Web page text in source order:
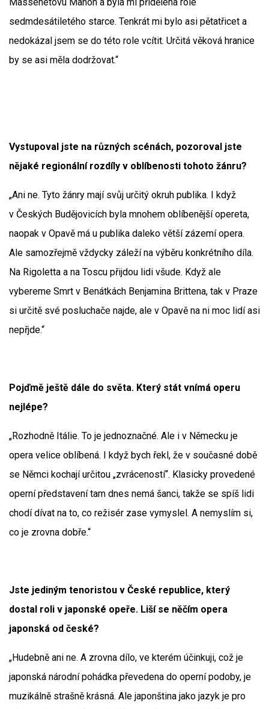
sedmdesátiletého starce. Tenkrát mi bylo asi pětatřicet a
nedokázal jsem se do této role vcítit. Určitá věková hranice
by se asi měla dodržovat.“
Vystupoval jste na různých scénách, pozoroval jste
nějaké regionální rozdíly v oblíbenosti tohoto žánru?
„Ani ne. Tyto žánry mají svůj určitý okruh publika. I když
v Českých Budějovicích byla mnohem oblíbenější opereta,
naopak v Opavě má u publika daleko větší zázemí opera.
Ale samozřejmě vždycky záleží na výběru konkrétního díla.
Na Rigoletta a na Toscu přijdou lidi všude. Když ale
vybereme Smrt v Benátkách Benjamina Brittena, tak v Praze
si určitě své posluchače najde, ale v Opavě na ni moc lidí asi
nepřjde.“
Pojďmě ještě dále do světa. Který stát vnímá operu
nejlépe?
„Rozhodně Itálie. To je jednoznačné. Ale i v Německu je
opera velice oblíbená. I když bych řekl, že v současné době
se Němci kochají určitou „zvráceností“. Klasicky provedené
operní představení tam dnes nemá šanci, takže se spíš lidi
chodí dívat na to, co režisér zase vymyslel. A nemyslím si,
co je zrovna dobře.“
Jste jediným tenoristou v České republice, který
dostal roli v japonské opeře. Liší se něčím opera
japonská od české?
„Hudebně ani ne. A zrovna dílo, ve kterém účinkuji, což je
japonská národní pohádka převedena do operní podoby, je
muzikálně strašně krásná. Ale japonština jako jazyk je pro